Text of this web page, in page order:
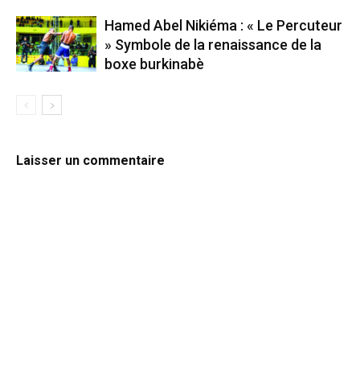
Hamed Abel Nikiéma : « Le Percuteur
» Symbole de la renaissance de la
boxe burkinabè
Laisser un commentaire